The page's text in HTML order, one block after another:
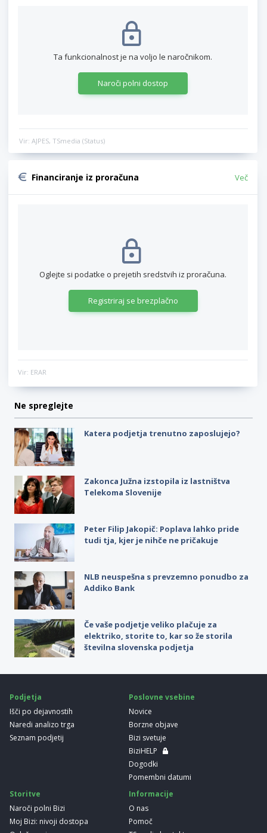
Ta funkcionalnost je na voljo le naročnikom.
Naroči polni dostop
Vir: AJPES, TSmedia (Status)
Financiranje iz proračuna Več
Oglejte si podatke o prejetih sredstvih iz proračuna.
Registriraj se brezplačno
Vir: ERAR
Ne spreglejte
Katera podjetja trenutno zaposlujejo?
Zakonca Južna izstopila iz lastništva
Telekoma Slovenije
Peter Filip Jakopič: Poplava lahko pride
tudi tja, kjer je nihče ne pričakuje
NLB neuspešna s prevzemno ponudbo za
Addiko Bank
Če vaše podjetje veliko plačuje za
elektriko, storite to, kar so že storila
številna slovenska podjetja
Podjetja
Išči po dejavnostih
Naredi analizo trga
Seznam podjetij
Poslovne vsebine
Novice
Borzne objave
Bizi svetuje
BiziHELP
Dogodki
Pomembni datumi
Storitve
Naroči polni Bizi
Moj Bizi: nivoji dostopa
Informacije
O nas
Pomoč